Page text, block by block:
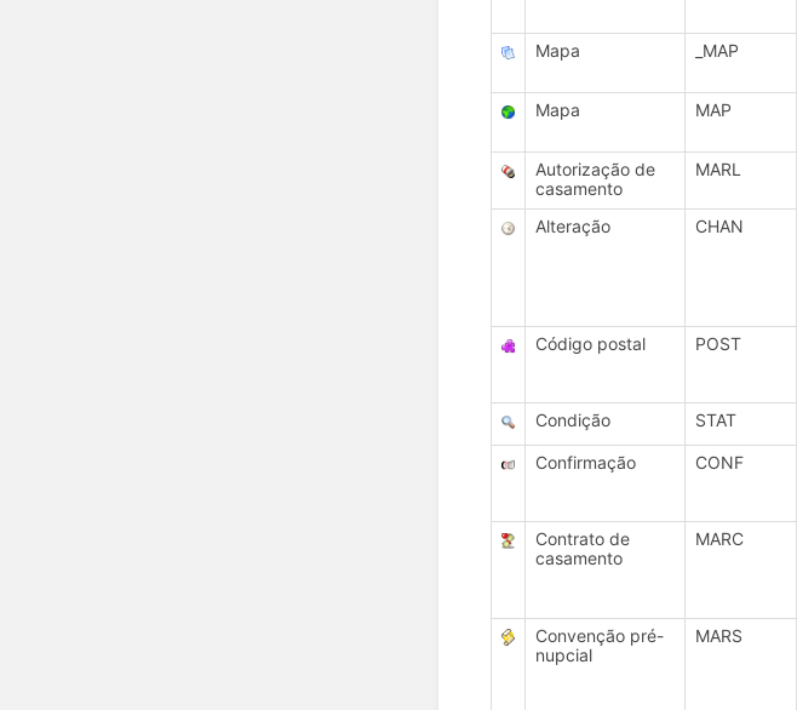
Mapa
_MAP
Mapa
MAP
Autorização de
casamento
MARL
Alteração
CHAN
Código postal
POST
Condição STAT
Confirmação CONF
Contrato de
casamento
MARC
Convenção pré-
nupcial
MARS